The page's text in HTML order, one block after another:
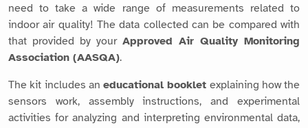
need to take a wide range of measurements related to
indoor air quality! The data collected can be compared with
that provided by your Approved Air Quality Monitoring
Association (AASQA).
The kit includes an educational booklet explaining how the
sensors work, assembly instructions, and experimental
activities for analyzing and interpreting environmental data,